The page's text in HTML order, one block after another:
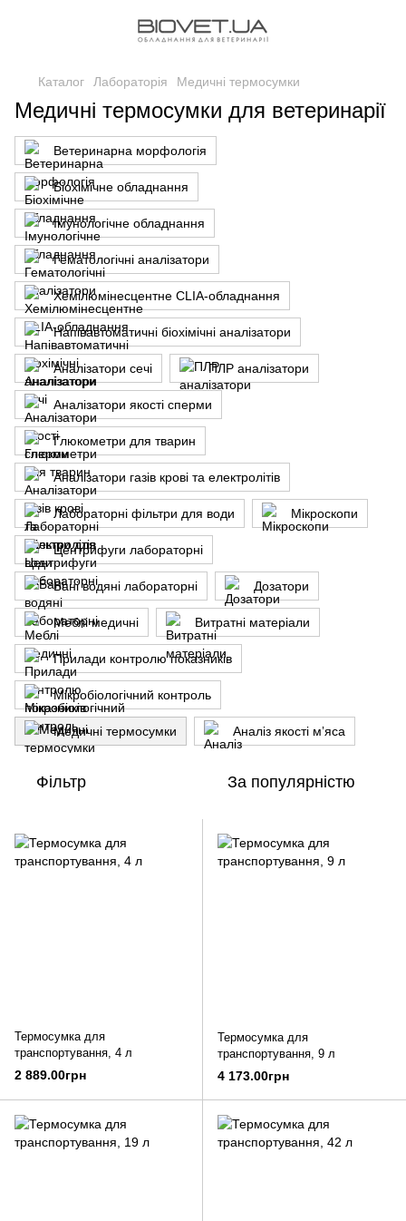
Каталог Лабораторія Медичні термосумки
Медичні термосумки для ветеринарії
Ветеринарна морфологія
Біохімічне обладнання
Імунологічне обладнання
Гематологічні аналізатори
Хемілюмінесцентне CLIA-обладнання
Напівавтоматичні біохімічні аналізатори
Аналізатори сечі ПЛР аналізатори
Аналізатори якості сперми
Глюкометри для тварин
Аналізатори газів крові та електролітів
Лабораторні фільтри для води Мікроскопи
Центрифуги лабораторні
Бані водяні лабораторні Дозатори
Меблі медичні Витратні матеріали
Прилади контролю показників
Мікробіологічний контроль
Медичні термосумки Аналіз якості мʼяса
Фільтр За популярністю
Термосумка для
транспортування, 4 л
2 889.00грн
Термосумка для
транспортування, 9 л
4 173.00грн